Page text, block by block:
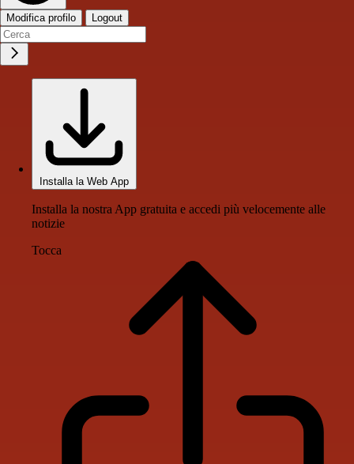
Modifica profilo Logout
Installa la Web App
Installa la nostra App gratuita e accedi più velocemente alle
notizie
Tocca